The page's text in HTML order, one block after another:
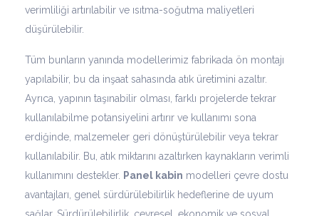
verimliliği artırılabilir ve ısıtma-soğutma maliyetleri
düşürülebilir.
Tüm bunların yanında modellerimiz fabrikada ön montajı
yapılabilir, bu da inşaat sahasında atık üretimini azaltır.
Ayrıca, yapının taşınabilir olması, farklı projelerde tekrar
kullanılabilme potansiyelini artırır ve kullanımı sona
erdiğinde, malzemeler geri dönüştürülebilir veya tekrar
kullanılabilir. Bu, atık miktarını azaltırken kaynakların verimli
kullanımını destekler. Panel kabin modelleri çevre dostu
avantajları, genel sürdürülebilirlik hedeflerine de uyum